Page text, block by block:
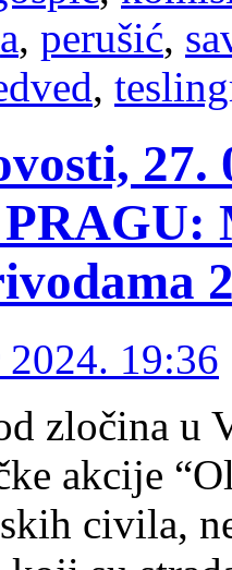
, perušić,
,
2024. 19:36
zločina u
akcije
civila,